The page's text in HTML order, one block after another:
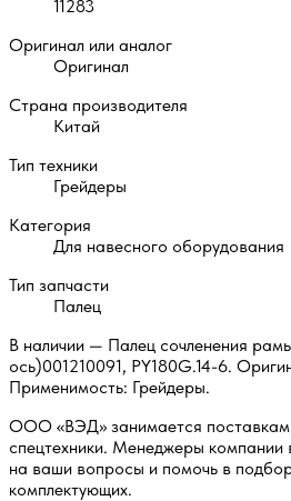
11283
Оригинал или аналог
Оригинал
Страна производителя
Китай
Тип техники
Грейдеры
Категория
Для навесного оборудования
Тип запчасти
Палец
В наличии — Палец сочленения
ось)001210091, PY180G.14-6.
Применимость: Грейдеры.
ООО «ВЭД» занимается
спецтехники. Менеджеры компании
на ваши вопросы и помочь в
комплектующих.